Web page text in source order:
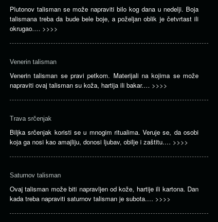
Plutonov talisman se može napraviti bilo kog dana u nedelji. Boja
talismana treba da bude bele boje, a poželjan oblik je četvrtast ili
okrugao.… >>>>
Venerin talisman
Venerin talisman se pravi petkom. Materijali na kojima se može
napraviti ovaj talisman su koža, hartija ili bakar.… >>>>
Trava srčenjak
Biljka srčenjak koristi se u mnogim ritualima. Veruje se, da osobi
koja ga nosi kao amajliju, donosi ljubav, obilje i zaštitu.… >>>>
Saturnov talisman
Ovaj talisman može biti napravljen od kože, hartije ili kartona. Dan
kada treba napraviti saturnov talisman je subota.… >>>>